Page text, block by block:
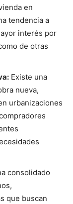
en
tendencia a
interés por
de otras
Existe una
nueva,
urbanizaciones
consolidado
que buscan